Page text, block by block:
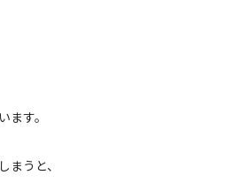
ます。
まうと、